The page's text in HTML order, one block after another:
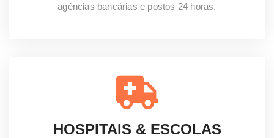
agências bancárias e postos 24 horas.
HOSPITAIS & ESCOLAS